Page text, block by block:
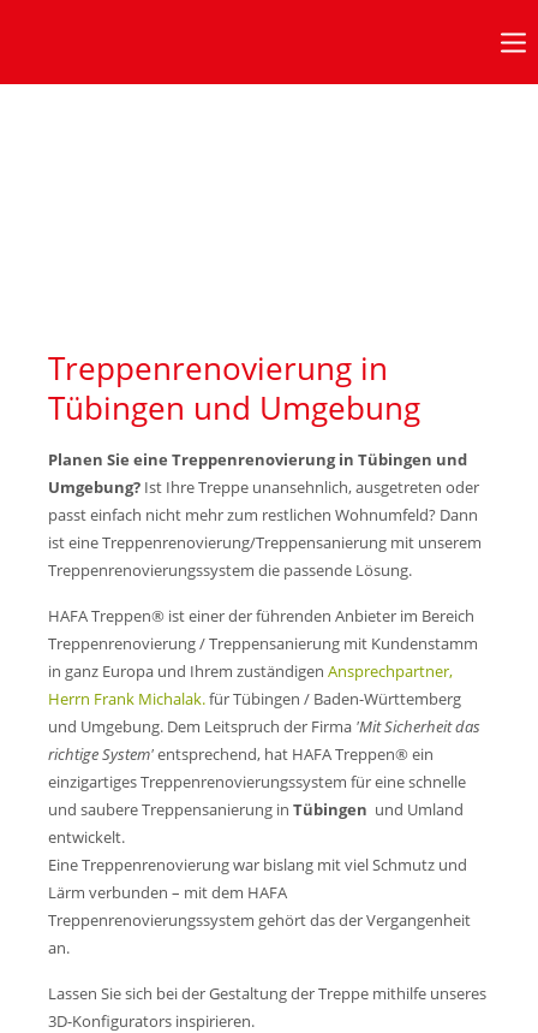
Bürozeiten
Mo-Do: 7 - 17 Uhr
Fr: 7 - 15:45 Uhr
Wir freuen uns auf Ihren Anruf oder Besuch.
Anschrift/Kontakt
HAFA Treppen GmbH
Pfarrberg 17
08371 Meerane
+49 3764 18 57 44
verkauf@hafa-treppen.de
Treppenrenovierung in
Tübingen und Umgebung
Planen Sie eine Treppenrenovierung in Tübingen und
Umgebung? Ist Ihre Treppe unansehnlich, ausgetreten oder
passt einfach nicht mehr zum restlichen Wohnumfeld? Dann
ist eine Treppenrenovierung/Treppensanierung mit unserem
Treppenrenovierungssystem die passende Lösung.
HAFA Treppen® ist einer der führenden Anbieter im Bereich
Treppenrenovierung / Treppensanierung mit Kundenstamm
in ganz Europa und Ihrem zuständigen Ansprechpartner,
Herrn Frank Michalak.für Tübingen / Baden-Württemberg
und Umgebung. Dem Leitspruch der Firma 'Mit Sicherheit das
richtige System'entsprechend, hat HAFA Treppen® ein
einzigartiges Treppenrenovierungssystem für eine schnelle
und saubere Treppensanierung in Tübingen und Umland
entwickelt.
Eine Treppenrenovierung war bislang mit viel Schmutz und
Lärm verbunden – mit dem HAFA
Treppenrenovierungssystem gehört das der Vergangenheit
an.
Lassen Sie sich bei der Gestaltung der Treppe mithilfe unseres
3D-Konfigurators inspirieren.